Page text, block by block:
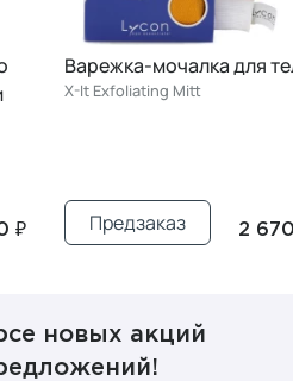
₽
Варежка-мочалка для
X-It Exfoliating Mitt
2
Предзаказ
новых акций